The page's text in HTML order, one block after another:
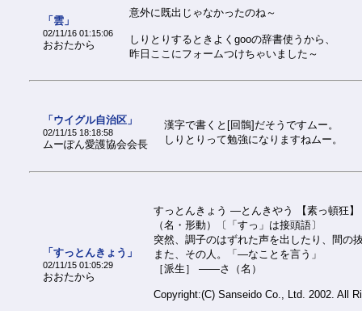
「雲」
02/11/16 01:15:06
おおたから
意外に既出じゃなかったのね～
しりとりするときよくgooの辞書使うから、
昨日ここにフォームつけちゃいました～
「ウイグル自治区」
02/11/15 18:18:58
ムーぽん愛護協会会長
漢字で書くと[回鶻]だそうですムー。
しりとりって勉強になりますねムー。
「すっとんきょう」
02/11/15 01:05:29
おおたから
すっとんきょう ―とんきやう 【素っ頓狂】
（名・形動）〔「すっ」は接頭語〕
突然、調子のはずれた声を出したり、間の
また、その人。「―なことを言う」
［派生］ ――さ（名）
Copyright:(C) Sanseido Co., Ltd. 2002. All